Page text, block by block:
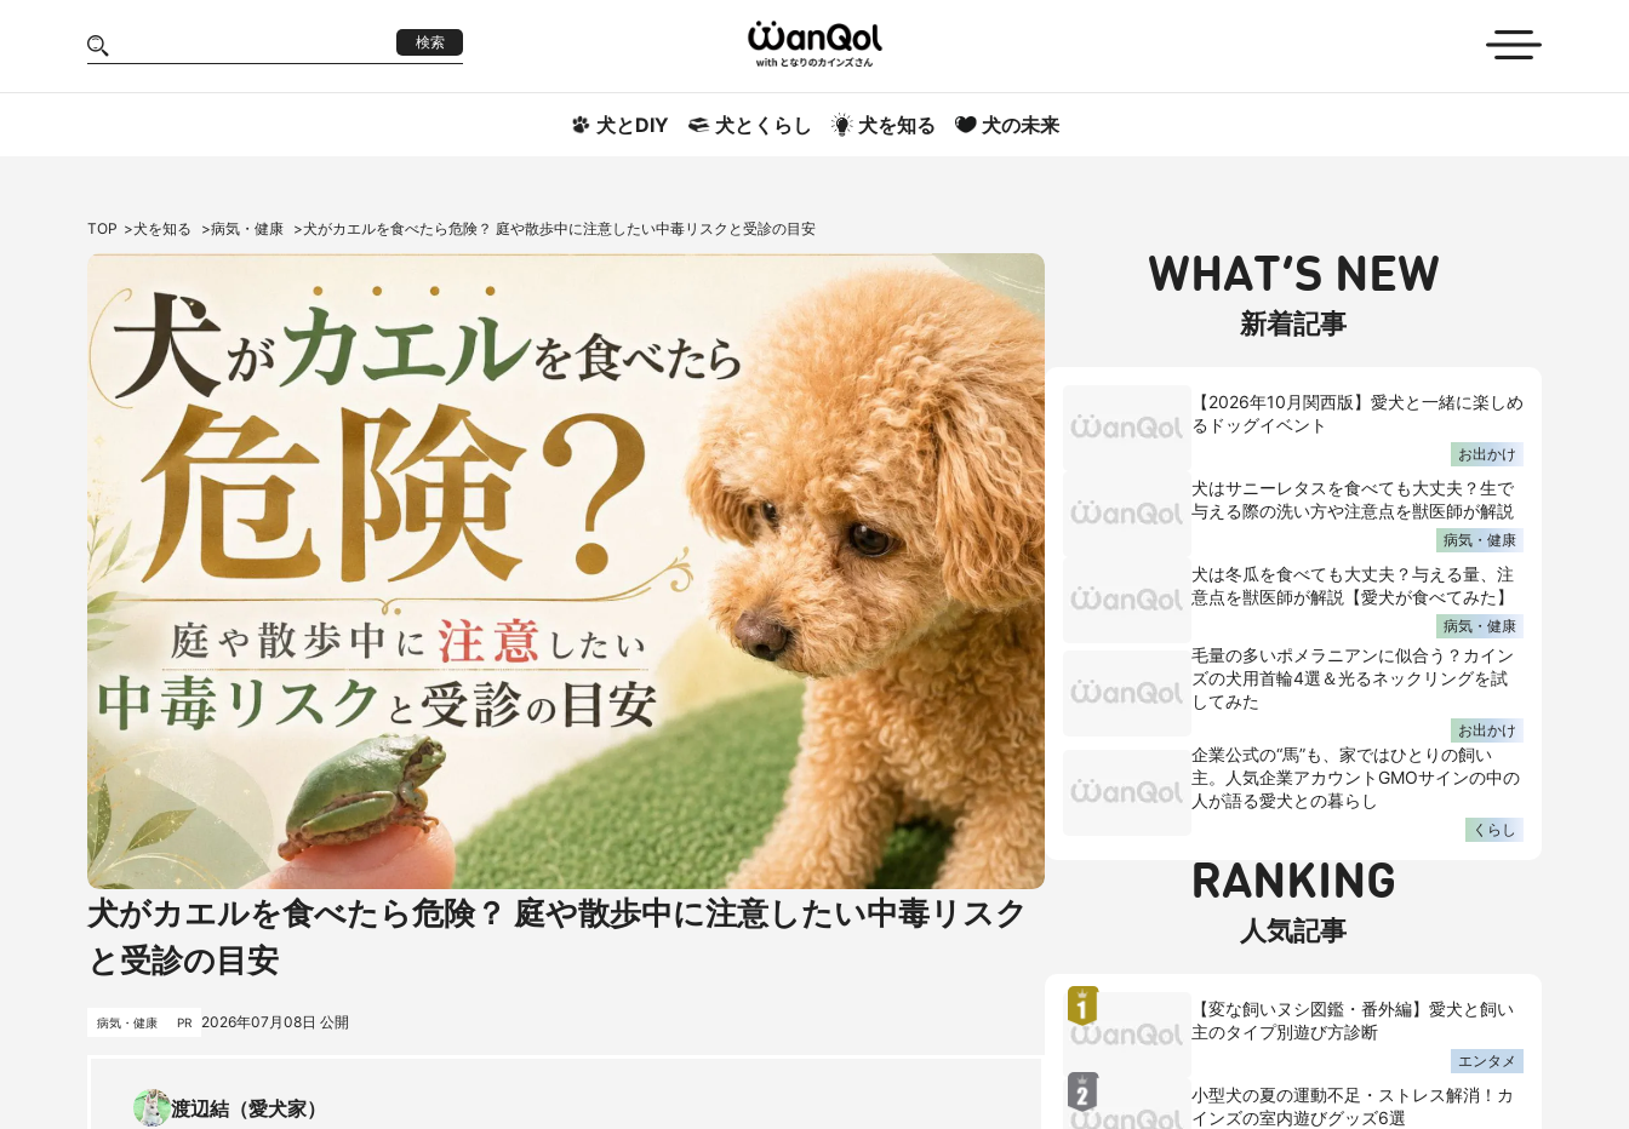
検索
犬とDIY 犬とくらし 犬を知る 犬の未来
TOP 犬を知る 病気・健康 犬がカエルを食べたら危険？ 庭や散歩中に注意したい中毒リスクと受診の目安
犬がカエルを食べたら危険？ 庭や散歩中に注意したい中毒リスク
と受診の目安
病気・健康 PR 2026年07月08日 公開
渡辺結（愛犬家）
WHAT’S NEW
新着記事
【2026年10月関西版】愛犬と一緒に楽しめ
るドッグイベント
お出かけ
犬はサニーレタスを食べても大丈夫？生で
与える際の洗い方や注意点を獣医師が解説
病気・健康
犬は冬瓜を食べても大丈夫？与える量、注
意点を獣医師が解説【愛犬が食べてみた】
病気・健康
毛量の多いポメラニアンに似合う？カイン
ズの犬用首輪4選＆光るネックリングを試
してみた
お出かけ
企業公式の“馬”も、家ではひとりの飼い
主。人気企業アカウントGMOサインの中の
人が語る愛犬との暮らし
くらし
RANKING
人気記事
【変な飼いヌシ図鑑・番外編】愛犬と飼い
主のタイプ別遊び方診断
エンタメ
小型犬の夏の運動不足・ストレス解消！カ
インズの室内遊びグッズ6選